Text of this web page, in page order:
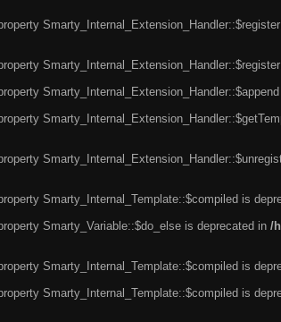
Smarty_Internal_Template::$compiled is
Smarty_Variable::$do_else is deprecated in /
Smarty_Internal_Template::$compiled is
Smarty_Internal_Template::$compiled is